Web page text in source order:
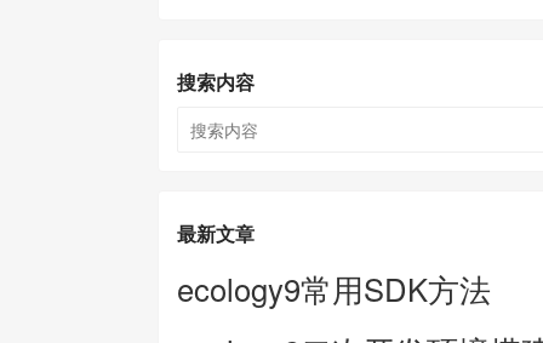
搜索内容
最新文章
ecology9常用SDK方法